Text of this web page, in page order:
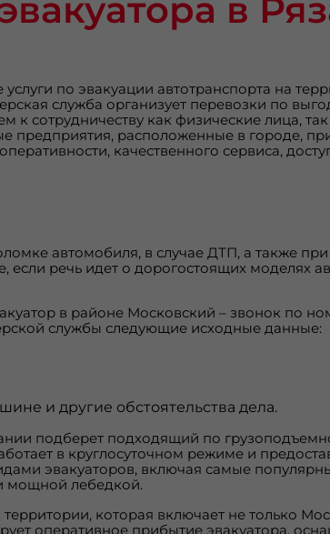
в
по эвакуации автотранспорта на
служба организует перевозки по
сотрудничеству как физические лица,
предприятия, расположенные в городе,
качественного сервиса,
автомобиля, в случае ДТП, а также
если речь идет о дорогостоящих
в районе Московский – звонок по
службы следующие исходные данные:
и другие обстоятельства дела.
подберет подходящий по
в круглосуточном режиме и
эвакуаторов, включая самые
мощной лебедкой.
которая включает не только
оперативное прибытие эвакуатора,